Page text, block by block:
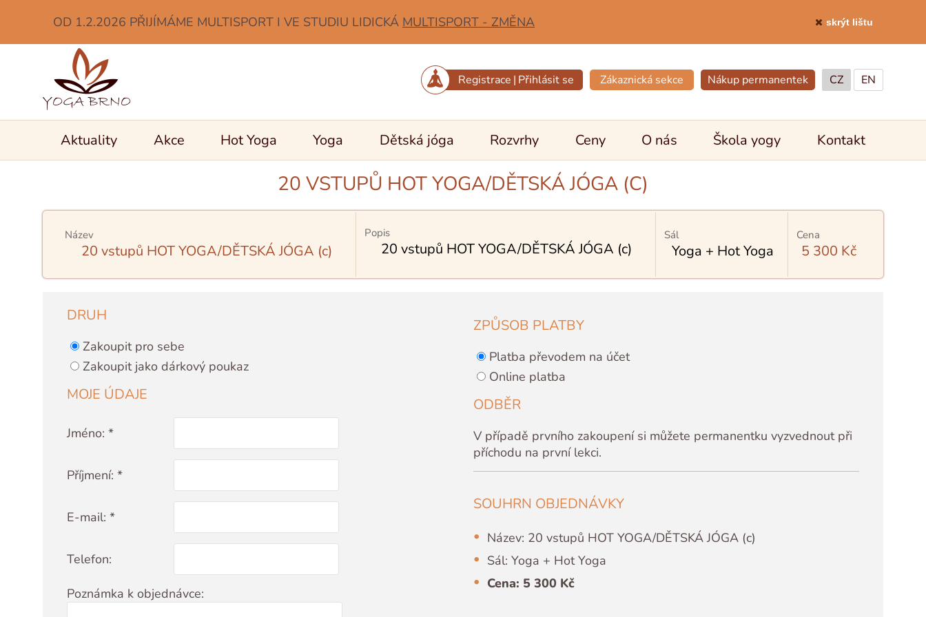
OD 1.2.2026 PŘIJÍMÁME MULTISPORT I VE STUDIU LIDICKÁ MULTISPORT - ZMĚNA skrýt lištu
Registrace | Přihlásit se Zákaznická sekce Nákup permanentek CZ EN
Aktuality Akce Hot Yoga Yoga Dětská jóga Rozvrhy Ceny O nás Škola yogy Kontakt
20 VSTUPŮ HOT YOGA/DĚTSKÁ JÓGA (C)
Název
20 vstupů HOT YOGA/DĚTSKÁ JÓGA (c)
Popis
20 vstupů HOT YOGA/DĚTSKÁ JÓGA (c)
Sál
Yoga + Hot Yoga
Cena
5 300 Kč
DRUH
Zakoupit pro sebe
Zakoupit jako dárkový poukaz
MOJE ÚDAJE
Jméno: *
Příjmení: *
E-mail: *
Telefon:
Poznámka k objednávce:
ZPŮSOB PLATBY
Platba převodem na účet
Online platba
ODBĚR
V případě prvního zakoupení si můžete permanentku vyzvednout při
příchodu na první lekci.
SOUHRN OBJEDNÁVKY
Název: 20 vstupů HOT YOGA/DĚTSKÁ JÓGA (c)
Sál: Yoga + Hot Yoga
Cena: 5 300 Kč